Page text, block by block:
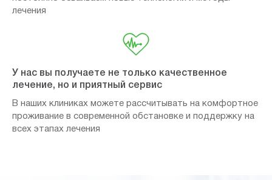
лечения
У нас вы получаете не только качественное
лечение, но и приятный сервис
В наших клиниках можете рассчитывать на комфортное
проживание в современной обстановке и поддержку на
всех этапах лечения